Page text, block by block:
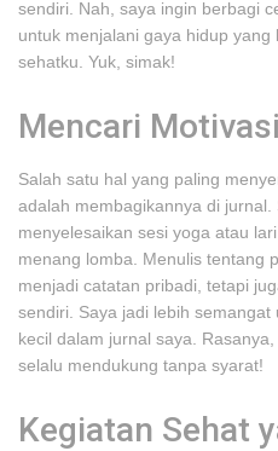
sendiri. Nah, saya ingin berbagi
untuk menjalani gaya hidup
sehatku. Yuk, simak!
Mencari
Salah satu hal yang paling
adalah membagikannya di jurnal.
menyelesaikan sesi yoga atau
menang lomba. Menulis tentang
menjadi catatan pribadi, tetapi
sendiri. Saya jadi lebih
kecil dalam jurnal saya.
selalu mendukung tanpa syarat!
Kegiatan Sehat